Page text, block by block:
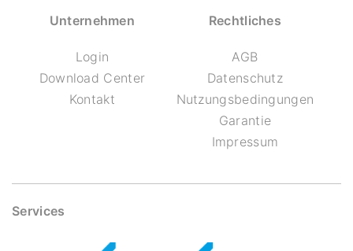
Unternehmen
Login
Download Center
Kontakt
Rechtliches
AGB
Datenschutz
Nutzungsbedingungen
Garantie
Impressum
Services